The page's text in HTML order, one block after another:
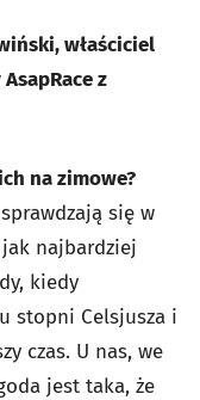
właściciel
z
na zimowe?
się w
najbardziej
kiedy
stopni Celsjusza i
czas. U nas, we
jest taka, że